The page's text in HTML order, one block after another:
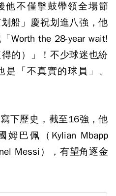
他不僅擊鼓帶領全場節
船」慶祝划進八強，他
Worth the 28-year wait!
的）」！不少球迷也紛
「不真實的球員」、
下歷史，截至16強，他
巴佩（Kylian Mbapp
Messi），有望角逐金